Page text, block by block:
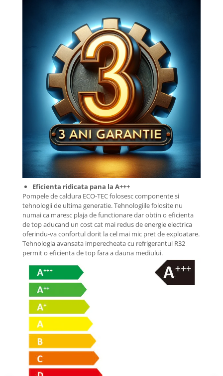
Eficienta ridicata pana la A+++
Pompele de caldura ECO-TEC folosesc componente si
tehnologii de ultima generatie. Tehnologiile folosite nu
numai ca maresc plaja de functionare dar obtin o eficienta
de top aducand un cost cat mai redus de energie electrica
oferindu-va confortul dorit la cel mai mic pret de exploatare.
Tehnologia avansata imperecheata cu refrigerantul R32
permit o eficienta de top fara a dauna mediului.